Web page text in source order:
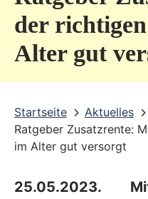
der
Alter gut
Startseite
Aktuelles
Ratgeber Zusatzrente:
im Alter gut versorgt
25.05.2023.